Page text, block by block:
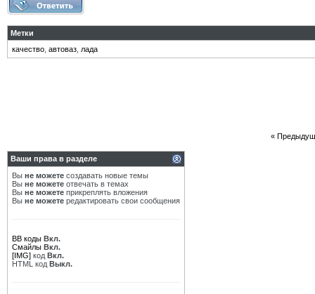
Метки
качество автоваз лада
«
Ваши права в разделе
Вы не можете создавать новые темы
Вы не можете отвечать в темах
Вы не можете прикреплять вложения
Вы не можете редактировать свои сообщения
BB коды Вкл.
Смайлы Вкл.
[IMG] код Вкл.
HTML код Выкл.